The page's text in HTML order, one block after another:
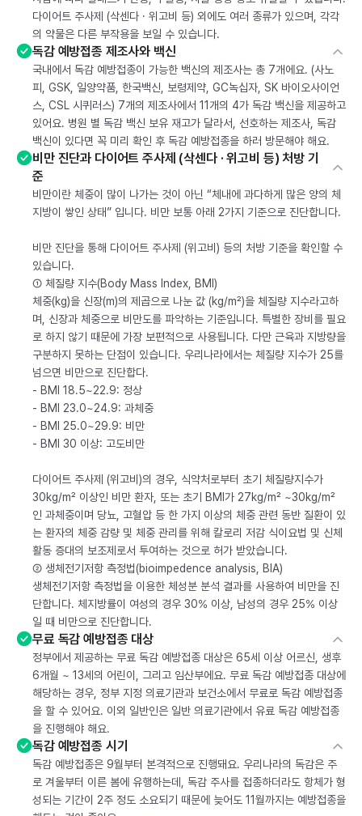
다이어트 주사제 (삭센다 · 위고비 등) 외에도 여러 종류가 있으며, 각각
의 약물은 다른 부작용을 보일 수 있습니다.
독감 예방접종 제조사와 백신
국내에서 독감 예방접종이 가능한 백신의 제조사는 총 7개에요. (사노
피, GSK, 일양약품, 한국백신, 보령제약, GC녹십자, SK 바이오사이언
스, CSL 시퀴러스) 7개의 제조사에서 11개의 4가 독감 백신을 제공하고
있어요. 병원 별 독감 백신 보유 재고가 달라서, 선호하는 제조사, 독감
백신이 있다면 꼭 미리 확인 후 독감 예방접종을 하러 방문해야 해요.
비만 진단과 다이어트 주사제 (삭센다 · 위고비 등) 처방 기
준
비만이란 체중이 많이 나가는 것이 아닌 “체내에 과다하게 많은 양의 체
지방이 쌓인 상태” 입니다. 비만 보통 아래 2가지 기준으로 진단합니다.
비만 진단을 통해 다이어트 주사제 (위고비) 등의 처방 기준을 확인할 수
있습니다.
① 체질량 지수(Body Mass Index, BMI)
체중(kg)을 신장(m)의 제곱으로 나눈 값 (kg/m²)을 체질량 지수라고하
며, 신장과 체중으로 비만도를 파악하는 기준입니다. 특별한 장비를 필요
로 하지 않기 때문에 가장 보편적으로 사용됩니다. 다만 근육과 지방량을
구분하지 못하는 단점이 있습니다. 우리나라에서는 체질량 지수가 25를
넘으면 비만으로 진단합다.
- BMI 18.5~22.9: 정상
- BMI 23.0~24.9: 과체중
- BMI 25.0~29.9: 비만
- BMI 30 이상: 고도비만
다이어트 주사제 (위고비)의 경우, 식약처로부터 초기 체질량지수가
30kg/m² 이상인 비만 환자, 또는 초기 BMI가 27kg/m² ~30kg/m²
인 과체중이며 당뇨, 고혈압 등 한 가지 이상의 체중 관련 동반 질환이 있
는 환자의 체중 감량 및 체중 관리를 위해 칼로리 저감 식이요법 및 신체
활동 증대의 보조제로서 투여하는 것으로 허가 받았습니다.
② 생체전기저항 측정법(bioimpedence analysis, BIA)
생체전기저항 측정법을 이용한 체성분 분석 결과를 사용하여 비만을 진
단합니다. 체지방률이 여성의 경우 30% 이상, 남성의 경우 25% 이상
일 때 비만으로 진단합니다.
무료 독감 예방접종 대상
정부에서 제공하는 무료 독감 예방접종 대상은 65세 이상 어르신, 생후
6개월 ~ 13세의 어린이, 그리고 임산부에요. 무료 독감 예방접종 대상에
해당하는 경우, 정부 지정 의료기관과 보건소에서 무료로 독감 예방접종
을 할 수 있어요. 이외 일반인은 일반 의료기관에서 유료 독감 예방접종
을 진행해야 해요.
독감 예방접종 시기
독감 예방접종은 9월부터 본격적으로 진행돼요. 우리나라의 독감은 주
로 겨울부터 이른 봄에 유행하는데, 독감 주사를 접종하더라도 항체가 형
성되는 기간이 2주 정도 소요되기 때문에 늦어도 11월까지는 예방접종을